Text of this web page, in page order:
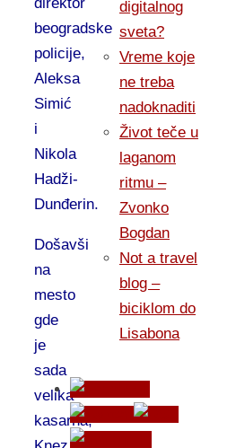
beogradske
policije,
Aleksa
Simić
i
Nikola
Hadži-
Dunđerin.
Došavši
na
mesto
gde
je
sada
velika
kasarna,
digitalnog
sveta?
Vreme koje
ne treba
nadoknaditi
Život teče u
laganom
ritmu –
Zvonko
Bogdan
Not a travel
blog –
biciklom do
Lisabona